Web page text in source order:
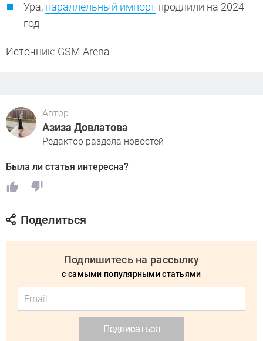
Ура, параллельный импорт продлили на 2024
год
Источник: GSM Arena
Автор
Азиза Довлатова
Редактор раздела новостей
Была ли статья интересна?
Поделиться
Подпишитесь на рассылку
с самыми популярными статьями
Подписаться